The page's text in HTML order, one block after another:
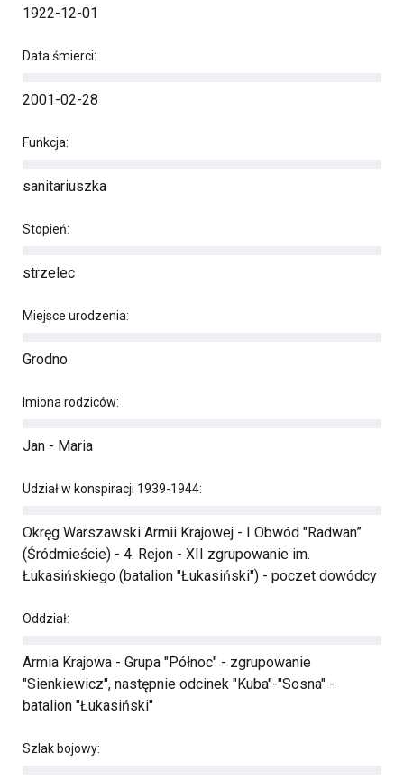
1922-12-01
Data śmierci:
2001-02-28
Funkcja:
sanitariuszka
Stopień:
strzelec
Miejsce urodzenia:
Grodno
Imiona rodziców:
Jan - Maria
Udział w konspiracji 1939-1944:
Okręg Warszawski Armii Krajowej - I Obwód "Radwan”
(Śródmieście) - 4. Rejon - XII zgrupowanie im.
Łukasińskiego (batalion "Łukasiński") - poczet dowódcy
Oddział:
Armia Krajowa - Grupa "Północ" - zgrupowanie
"Sienkiewicz", następnie odcinek "Kuba"-"Sosna" -
batalion "Łukasiński"
Szlak bojowy: